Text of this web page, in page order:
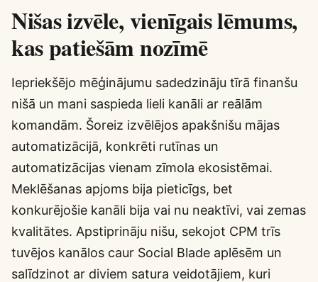
Nišas izvēle, vienīgais lēmums,
kas patiešām nozīmē
Iepriekšējo mēģinājumu sadedzināju tīrā finanšu
nišā un mani saspieda lieli kanāli ar reālām
komandām. Šoreiz izvēlējos apakšnišu mājas
automatizācijā, konkrēti rutīnas un
automatizācijas vienam zīmola ekosistēmai.
Meklēšanas apjoms bija pieticīgs, bet
konkurējošie kanāli bija vai nu neaktīvi, vai zemas
kvalitātes. Apstiprināju nišu, sekojot CPM trīs
tuvējos kanālos caur Social Blade aplēsēm un
salīdzinot ar diviem satura veidotājiem, kuri